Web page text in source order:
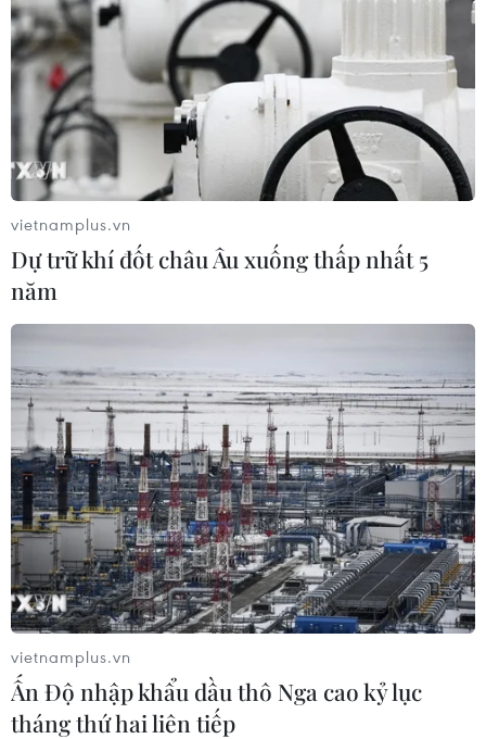
vietnamplus.vn
Dự trữ khí đốt châu Âu xuống thấp nhất 5
năm
vietnamplus.vn
Ấn Độ nhập khẩu dầu thô Nga cao kỷ lục
tháng thứ hai liên tiếp